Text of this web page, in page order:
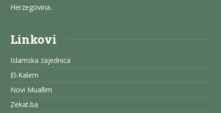
Herzegovina.
Linkovi
Islamska zajednica
El-Kalem
Novi Muallim
Zekat.ba